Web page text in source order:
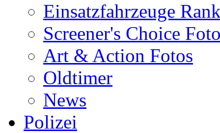
Einsatzfahrzeuge
Screener's Choice
Art & Action Fotos
Oldtimer
News
Polizei